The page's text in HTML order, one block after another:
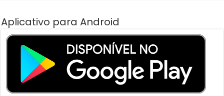
Aplicativo para Android